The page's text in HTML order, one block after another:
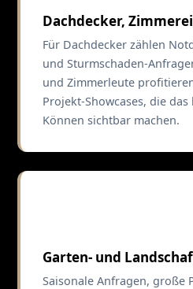
Dachdecker,
Für Dachdecker zählen
und Sturmschaden-
und Zimmerleute
Projekt-Showcases, die
Können sichtbar machen.
Garten- und
Saisonale Anfragen, große